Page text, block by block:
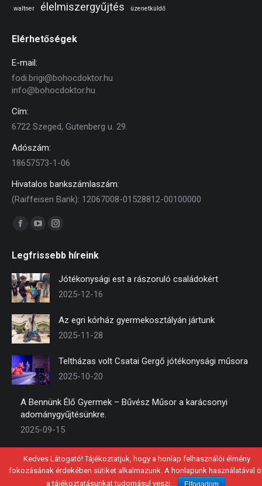
waltner
élelmiszergyűjtés üzenetküldő
Elérhetőségek
E-mail:
fodi.brigi@bohocdoktor.hu
info@bohocdoktor.hu
Cím:
6722 Szeged, Gutenberg u. 29.
Adószám:
18657573-1-06
Hivatalos bankszámlaszám:
(Raiffeisen Bank): 12067008-01528812-00100000
Find us on:
Facebook
opens
in
new
YouTube
opens
in
new
Instagram
opens
new
Legfrissebb híreink
Jótékonysági est a rászoruló családokért
2025-12-16
Az egri kórház gyermekosztályán jártunk
2025-11-28
Teltházas volt Csatai Gergő jótékonysági műsora
2025-10-20
A Bennünk Élő Gyermek – Bűvész Műsor a karácsonyi
adománygyűjtésünkre.
2025-09-15
© 2021 - Mosolykommandó Közhasznú Alapítvány
Kedves Látogató! Tájékoztatjuk, hogy a honlap felhasználói élmény
fokozásának érdekében sütiket alkalmazunk. A honlapunk használatával
a tájékoztatásunkat tudomásul veszi.
Elfogadom